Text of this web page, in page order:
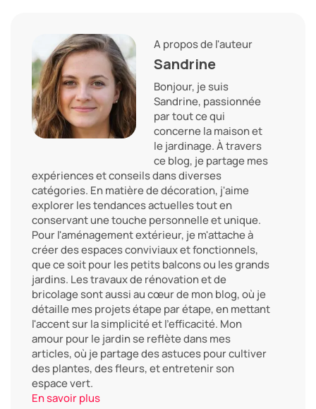
A propos de l'auteur
Sandrine
Bonjour, je suis
Sandrine, passionnée
par tout ce qui
concerne la maison et
le jardinage. À travers
ce blog, je partage mes
expériences et conseils dans diverses
catégories. En matière de décoration, j'aime
explorer les tendances actuelles tout en
conservant une touche personnelle et unique.
Pour l'aménagement extérieur, je m'attache à
créer des espaces conviviaux et fonctionnels,
que ce soit pour les petits balcons ou les grands
jardins. Les travaux de rénovation et de
bricolage sont aussi au cœur de mon blog, où je
détaille mes projets étape par étape, en mettant
l'accent sur la simplicité et l'efficacité. Mon
amour pour le jardin se reflète dans mes
articles, où je partage des astuces pour cultiver
des plantes, des fleurs, et entretenir son
espace vert.
En savoir plus